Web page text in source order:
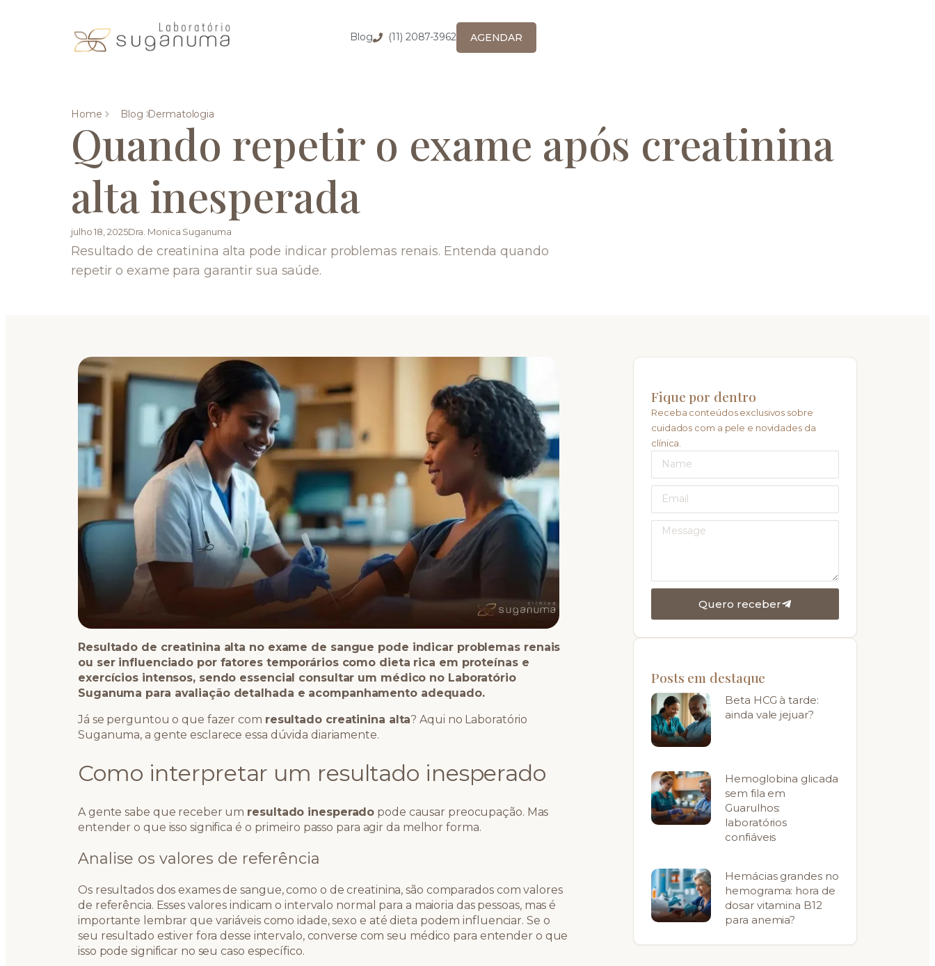
Blog (11) 2087-3962 AGENDAR
Home Blog Dermatologia
Quando repetir o exame após creatinina
alta inesperada
julho 18, 2025Dra. Monica Suganuma
Resultado de creatinina alta pode indicar problemas renais. Entenda quando
repetir o exame para garantir sua saúde.
Resultado de creatinina alta no exame de sangue pode indicar problemas renais
ou ser influenciado por fatores temporários como dieta rica em proteínas e
exercícios intensos, sendo essencial consultar um médico no Laboratório
Suganuma para avaliação detalhada e acompanhamento adequado.
Já se perguntou o que fazer com resultado creatinina alta? Aqui no Laboratório
Suganuma, a gente esclarece essa dúvida diariamente.
Como interpretar um resultado inesperado
A gente sabe que receber um resultado inesperado pode causar preocupação. Mas
entender o que isso significa é o primeiro passo para agir da melhor forma.
Analise os valores de referência
Os resultados dos exames de sangue, como o de creatinina, são comparados com valores
de referência. Esses valores indicam o intervalo normal para a maioria das pessoas, mas é
importante lembrar que variáveis como idade, sexo e até dieta podem influenciar. Se o
seu resultado estiver fora desse intervalo, converse com seu médico para entender o que
isso pode significar no seu caso específico.
Fique por dentro
Receba conteúdos exclusivos sobre
cuidados com a pele e novidades da
clínica.
Quero receber
Posts em destaque
Beta HCG à tarde:
ainda vale jejuar?
Hemoglobina glicada
sem fila em
Guarulhos:
laboratórios
confiáveis
Hemácias grandes no
hemograma: hora de
dosar vitamina B12
para anemia?